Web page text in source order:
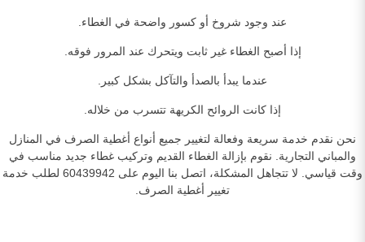
عند وجود شروخ أو كسور واضحة في الغطاء.
إذا أصبح الغطاء غير ثابت ويتحرك عند المرور فوقه.
عندما يبدأ بالصدأ والتآكل بشكل كبير.
إذا كانت الروائح الكريهة تتسرب من خلاله.
نحن نقدم خدمة سريعة وفعالة لتغيير جميع أنواع أغطية الصرف في المنازل
والمباني التجارية. نقوم بإزالة الغطاء القديم وتركيب غطاء جديد مناسب في
وقت قياسي. لا تتجاهل المشكلة، اتصل بنا اليوم على 60439942 لطلب خدمة
تغيير أغطية الصرف.